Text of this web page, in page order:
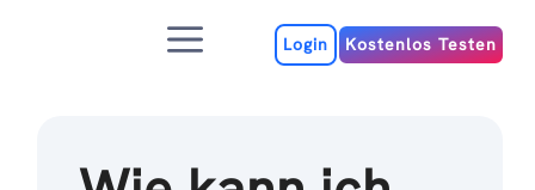
MenuLogin Kostenlos Testen